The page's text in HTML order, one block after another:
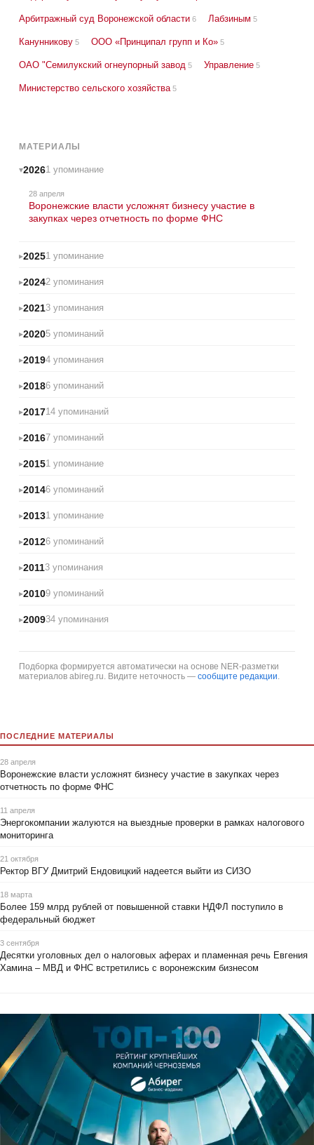
Арбитражный суд Воронежской области 6 Лабзиным 5
Канунникову 5 ООО «Принципал групп и Ко» 5
ОАО "Семилукский огнеупорный завод 5 Управление 5
Министерство сельского хозяйства 5
МАТЕРИАЛЫ
20261 упоминание
28 апреля
Воронежские власти усложнят бизнесу участие в
закупках через отчетность по форме ФНС
20251 упоминание
20242 упоминания
20213 упоминания
20205 упоминаний
20194 упоминания
20186 упоминаний
201714 упоминаний
20167 упоминаний
20151 упоминание
20146 упоминаний
20131 упоминание
20126 упоминаний
20113 упоминания
20109 упоминаний
200934 упоминания
Подборка формируется автоматически на основе NER-разметки
материалов abireg.ru. Видите неточность — сообщите редакции
ПОСЛЕДНИЕ МАТЕРИАЛЫ
28 апреля
Воронежские власти усложнят бизнесу участие в закупках через
отчетность по форме ФНС
11 апреля
Энергокомпании жалуются на выездные проверки в рамках налогового
мониторинга
21 октября
Ректор ВГУ Дмитрий Ендовицкий надеется выйти из СИЗО
18 марта
Более 159 млрд рублей от повышенной ставки НДФЛ поступило в
федеральный бюджет
3 сентября
Десятки уголовных дел о налоговых аферах и пламенная речь Евгения
Хамина – МВД и ФНС встретились с воронежским бизнесом